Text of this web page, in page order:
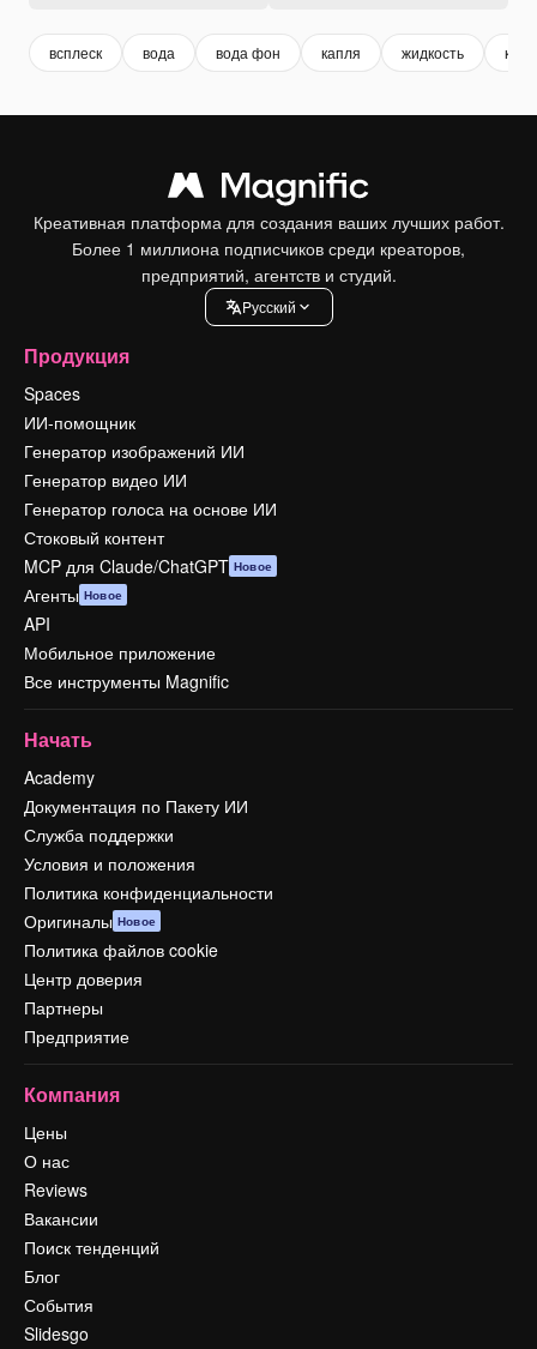
всплеск вода вода фон капля жидкость
Креативная платформа для создания ваших лучших работ.
Более 1 миллиона подписчиков среди креаторов,
предприятий, агентств и студий.
Pусский
Продукция
Spaces
ИИ-помощник
Генератор изображений ИИ
Генератор видео ИИ
Генератор голоса на основе ИИ
Стоковый контент
MCP для Claude/ChatGPT Новое
Агенты Новое
API
Мобильное приложение
Все инструменты Magnific
Начать
Academy
Документация по Пакету ИИ
Служба поддержки
Условия и положения
Политика конфиденциальности
Оригиналы Новое
Политика файлов cookie
Центр доверия
Партнеры
Предприятие
Компания
Цены
О нас
Reviews
Вакансии
Поиск тенденций
Блог
События
Slidesgo